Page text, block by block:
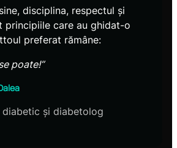
disciplina, respectul și
principiile care au ghidat-o
preferat rămâne:
poate!”
diabetic și diabetolog